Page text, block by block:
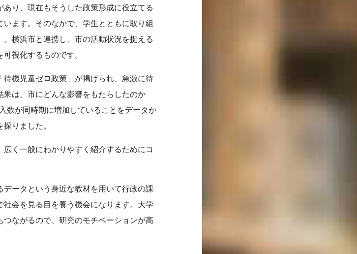
り、現在もそうした政策形成に役立てる
ます。そのなかで、学生とともに取り組
横浜市と連携し、市の活動状況を捉える
視化するものです。
待機児童ゼロ政策」が掲げられ、急激に待
は、市にどんな影響をもたらしたのか
数が同時期に増加していることをデータか
りました。
く一般にわかりやすく紹介するためにコ
ータという身近な教材を用いて行政の課
会を見る目を養う機会になります。大学
ながるので、研究のモチベーションが高